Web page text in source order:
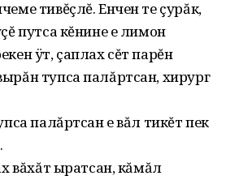
тивĕçлĕ. Енчен те çурăк,
путса кĕнине е лимон
ÿт, çаплах сĕт парĕн
тупса палăртсан, хирург
палăртсан е вăл тикĕт пек
вăхăт ыратсан, кăмăл